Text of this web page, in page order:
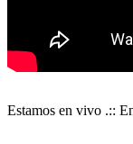
Estamos en vivo .::